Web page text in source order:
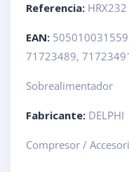
Referencia: HRX232
EAN:
71723489,
Sobrealimentador
Fabricante: DELPHI
Compresor /